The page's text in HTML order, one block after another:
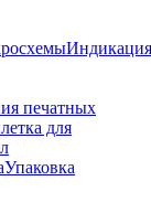
Индикация
печатных
для
Упаковка